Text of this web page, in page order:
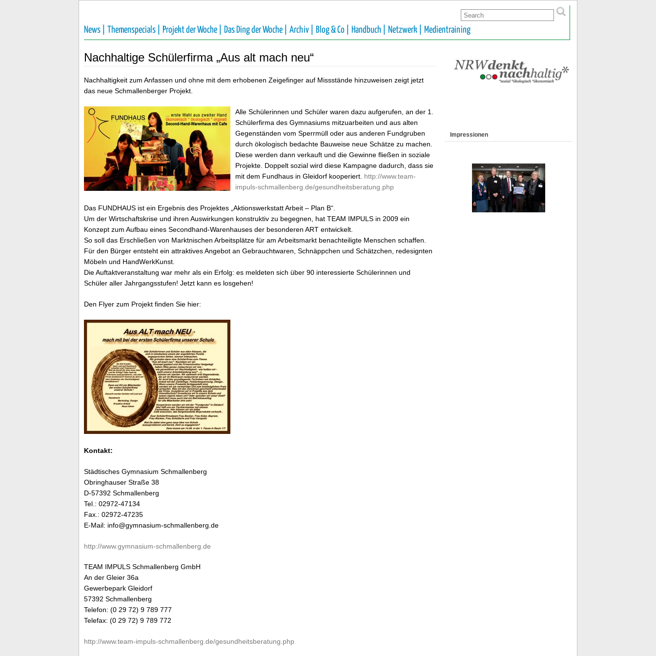
News | Themenspecials | Projekt der Woche | Das Ding der Woche | Archiv | Blog & Co | Handbuch | Netzwerk | Medientraining
Nachhaltige Schülerfirma „Aus alt mach neu“
Nachhaltigkeit zum Anfassen und ohne mit dem erhobenen Zeigefinger auf Missstände hinzuweisen zeigt jetzt
das neue Schmallenberger Projekt.
Alle Schülerinnen und Schüler waren dazu aufgerufen, an der 1.
Schülerfirma des Gymnasiums mitzuarbeiten und aus alten
Gegenständen vom Sperrmüll oder aus anderen Fundgruben
durch ökologisch bedachte Bauweise neue Schätze zu machen.
Diese werden dann verkauft und die Gewinne fließen in soziale
Projekte. Doppelt sozial wird diese Kampagne dadurch, dass sie
mit dem Fundhaus in Gleidorf kooperiert. http://www.team-
impuls-schmallenberg.de/gesundheitsberatung.php
Das FUNDHAUS ist ein Ergebnis des Projektes „Aktionswerkstatt Arbeit – Plan B“.
Um der Wirtschaftskrise und ihren Auswirkungen konstruktiv zu begegnen, hat TEAM IMPULS in 2009 ein
Konzept zum Aufbau eines Secondhand-Warenhauses der besonderen ART entwickelt.
So soll das Erschließen von Marktnischen Arbeitsplätze für am Arbeitsmarkt benachteiligte Menschen schaffen.
Für den Bürger entsteht ein attraktives Angebot an Gebrauchtwaren, Schnäppchen und Schätzchen, redesignten
Möbeln und HandWerkKunst.
Die Auftaktveranstaltung war mehr als ein Erfolg: es meldeten sich über 90 interessierte Schülerinnen und
Schüler aller Jahrgangsstufen! Jetzt kann es losgehen!
Den Flyer zum Projekt finden Sie hier:
Kontakt:
Städtisches Gymnasium Schmallenberg
Obringhauser Straße 38
D-57392 Schmallenberg
Tel.: 02972-47134
Fax.: 02972-47235
E-Mail: info@gymnasium-schmallenberg.de
http://www.gymnasium-schmallenberg.de
TEAM IMPULS Schmallenberg GmbH
An der Gleier 36a
Gewerbepark Gleidorf
57392 Schmallenberg
Telefon: (0 29 72) 9 789 777
Telefax: (0 29 72) 9 789 772
http://www.team-impuls-schmallenberg.de/gesundheitsberatung.php
Impressionen